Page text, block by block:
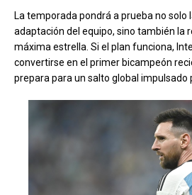
La temporada pondrá a prueba no solo
adaptación del equipo, sino también la
máxima estrella. Si el plan funciona,
convertirse en el primer bicampeón
prepara para un salto global impulsado